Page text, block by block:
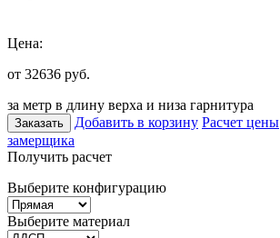
Цена:
от 32636 руб.
за метр в длину верха и низа гарнитура
Заказать Добавить в корзину Расчет цены
замерщика
Получить расчет
Выберите конфигурацию
Выберите материал